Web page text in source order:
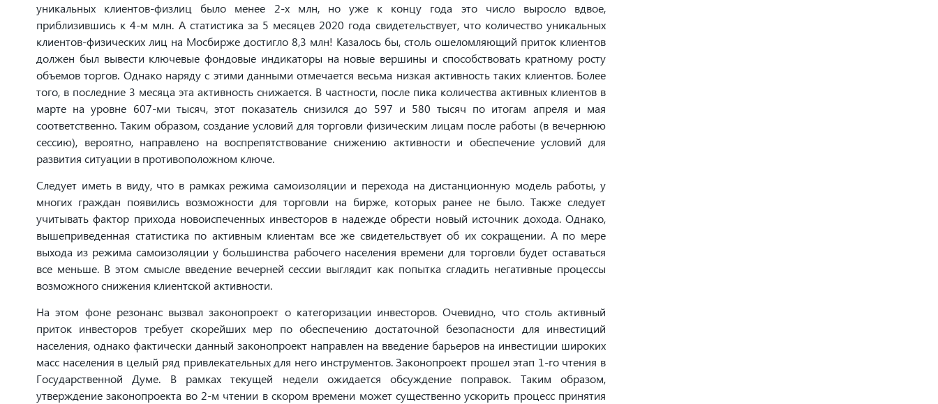
уникальных клиентов-физлиц было менее 2-х млн, но уже к концу года это число выросло вдвое,
приблизившись к 4-м млн. А статистика за 5 месяцев 2020 года свидетельствует, что количество уникальных
клиентов-физических лиц на Мосбирже достигло 8,3 млн! Казалось бы, столь ошеломляющий приток клиентов
должен был вывести ключевые фондовые индикаторы на новые вершины и способствовать кратному росту
объемов торгов. Однако наряду с этими данными отмечается весьма низкая активность таких клиентов. Более
того, в последние 3 месяца эта активность снижается. В частности, после пика количества активных клиентов в
марте на уровне 607-ми тысяч, этот показатель снизился до 597 и 580 тысяч по итогам апреля и мая
соответственно. Таким образом, создание условий для торговли физическим лицам после работы (в вечернюю
сессию), вероятно, направлено на воспрепятствование снижению активности и обеспечение условий для
развития ситуации в противоположном ключе.
Следует иметь в виду, что в рамках режима самоизоляции и перехода на дистанционную модель работы, у
многих граждан появились возможности для торговли на бирже, которых ранее не было. Также следует
учитывать фактор прихода новоиспеченных инвесторов в надежде обрести новый источник дохода. Однако,
вышеприведенная статистика по активным клиентам все же свидетельствует об их сокращении. А по мере
выхода из режима самоизоляции у большинства рабочего населения времени для торговли будет оставаться
все меньше. В этом смысле введение вечерней сессии выглядит как попытка сгладить негативные процессы
возможного снижения клиентской активности.
На этом фоне резонанс вызвал законопроект о категоризации инвесторов. Очевидно, что столь активный
приток инвесторов требует скорейших мер по обеспечению достаточной безопасности для инвестиций
населения, однако фактически данный законопроект направлен на введение барьеров на инвестиции широких
масс населения в целый ряд привлекательных для него инструментов. Законопроект прошел этап 1-го чтения в
Государственной Думе. В рамках текущей недели ожидается обсуждение поправок. Таким образом,
утверждение законопроекта во 2-м чтении в скором времени может существенно ускорить процесс принятия